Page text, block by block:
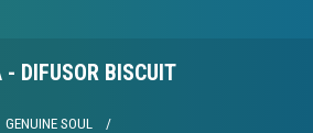
DIFUSOR BISCUIT
GENUINE SOUL /